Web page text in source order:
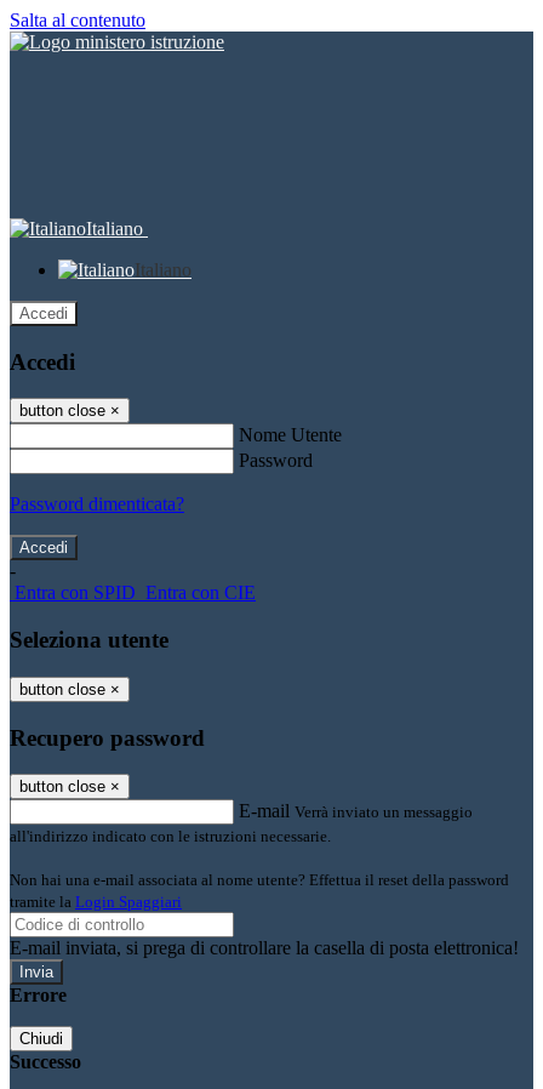
Salta al contenuto
Italiano
Italiano
Accedi
Accedi
button close ×
Nome Utente
Password
Password dimenticata?
-
Entra con SPID Entra con CIE
Seleziona utente
button close ×
Recupero password
button close ×
E-mail Verrà inviato un messaggio
all'indirizzo indicato con le istruzioni necessarie.
Non hai una e-mail associata al nome utente? Effettua il reset della password
tramite la Login Spaggiari
E-mail inviata, si prega di controllare la casella di posta elettronica!
Errore
Chiudi
Successo